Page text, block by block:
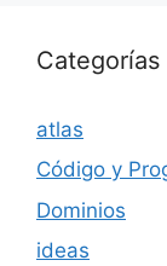
Categorías
atlas
Código y
Dominios
ideas